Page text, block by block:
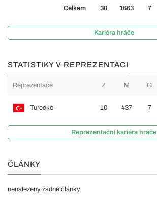
Celkem 30 1663 7
Kariéra hráče
STATISTIKY V REPREZENTACI
Reprezentace Z M G
Turecko 10 437 7
Reprezentační kariéra hráče
ČLÁNKY
nenalezeny žádné články